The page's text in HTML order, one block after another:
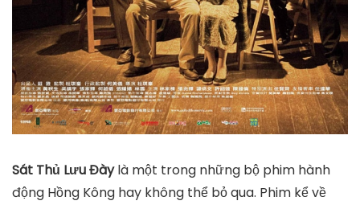
Sát Thủ Lưu Đàylà một trong những bộ phim hành
động Hồng Kông hay không thể bỏ qua. Phim kể về